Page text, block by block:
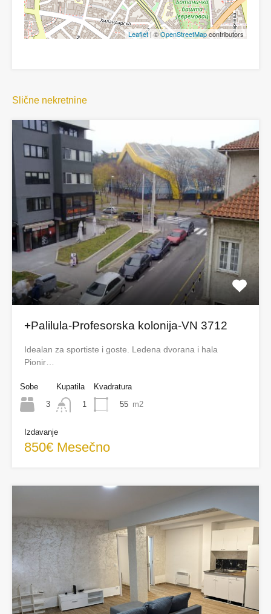
Leaflet| ©OpenStreetMapcontributors
Slične nekretnine
+Palilula-Profesorska kolonija-VN 3712
Idealan za sportiste i goste. Ledena dvorana i hala
Pionir…
Sobe
3
Kupatila
1
Kvadratura
55 m2
Izdavanje
850€ Mesečno